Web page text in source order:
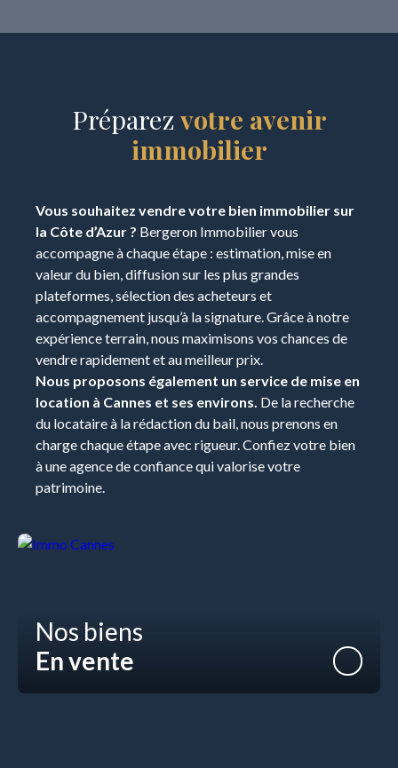
Préparezvotre avenir
immobilier
Vous souhaitez vendre votre bien immobilier sur
la Côte d’Azur ? Bergeron Immobilier vous
accompagne à chaque étape : estimation, mise en
valeur du bien, diffusion sur les plus grandes
plateformes, sélection des acheteurs et
accompagnement jusqu’à la signature. Grâce à notre
expérience terrain, nous maximisons vos chances de
vendre rapidement et au meilleur prix.
Nous proposons également un service de mise en
location à Cannes et ses environs. De la recherche
du locataire à la rédaction du bail, nous prenons en
charge chaque étape avec rigueur. Confiez votre bien
à une agence de confiance qui valorise votre
patrimoine.
Nos biens
En vente